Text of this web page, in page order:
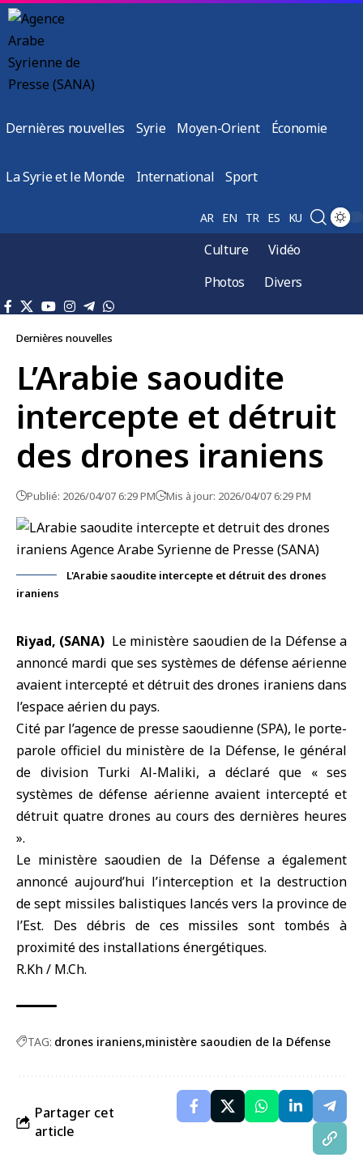
Dernières nouvelles Syrie Moyen-Orient Économie
La Syrie et le Monde International Sport
AR EN TR ES KU
Culture
Vidéo
Photos
Divers
Dernières nouvelles
L’Arabie saoudite
intercepte et détruit
des drones iraniens
Publié: 2026/04/07 6:29 PM Mis à jour: 2026/04/07 6:29 PM
L'Arabie saoudite intercepte et détruit des drones
iraniens
Riyad, (SANA) Le ministère saoudien de la Défensea
annoncé mardi que ses systèmes de défense aérienne
avaient intercepté et détruit desdrones iraniens dans
l’espace aérien du pays.
Cité par l’agence de presse saoudienne (SPA), le porte-
parole officiel du ministère de la Défense, le général
de division Turki Al-Maliki, a déclaré que « ses
systèmes de défense aérienne avaient intercepté et
détruit quatre drones au cours des dernières heures
».
Le ministère saoudien de la Défense a également
annoncé aujourd’hui l’interception et la destruction
de sept missiles balistiques lancés vers la province de
l’Est. Des débris de ces missiles sont tombés à
proximité des installations énergétiques.
R.Kh / M.Ch.
TAG: drones iraniens ministère saoudien de la Défense
Partager cet
article